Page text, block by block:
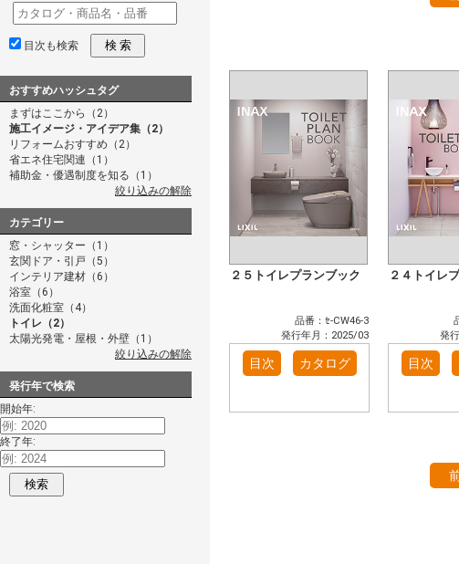
目次も検索 検 索
おすすめハッシュタグ
まずはここから（2）
施工イメージ・アイデア集（2）
リフォームおすすめ（2）
省エネ住宅関連（1）
補助金・優遇制度を知る（1）
絞り込みの解除
カテゴリー
窓・シャッター（1）
玄関ドア・引戸（5）
インテリア建材（6）
浴室（6）
洗面化粧室（4）
トイレ（2）
太陽光発電・屋根・外壁（1）
絞り込みの解除
発行年で検索
開始年:
終了年:
検索
２５トイレプランブック
品番：ｾ-CW46-3
発行年月：2025/03
目次 カタログ
２４トイレ
発
目次